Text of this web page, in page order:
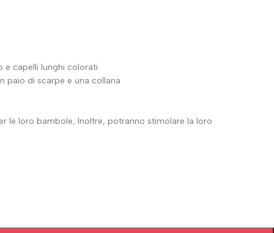
e capelli lunghi colorati
paio di scarpe e una collana
le loro bambole; Inoltre, potranno stimolare la loro